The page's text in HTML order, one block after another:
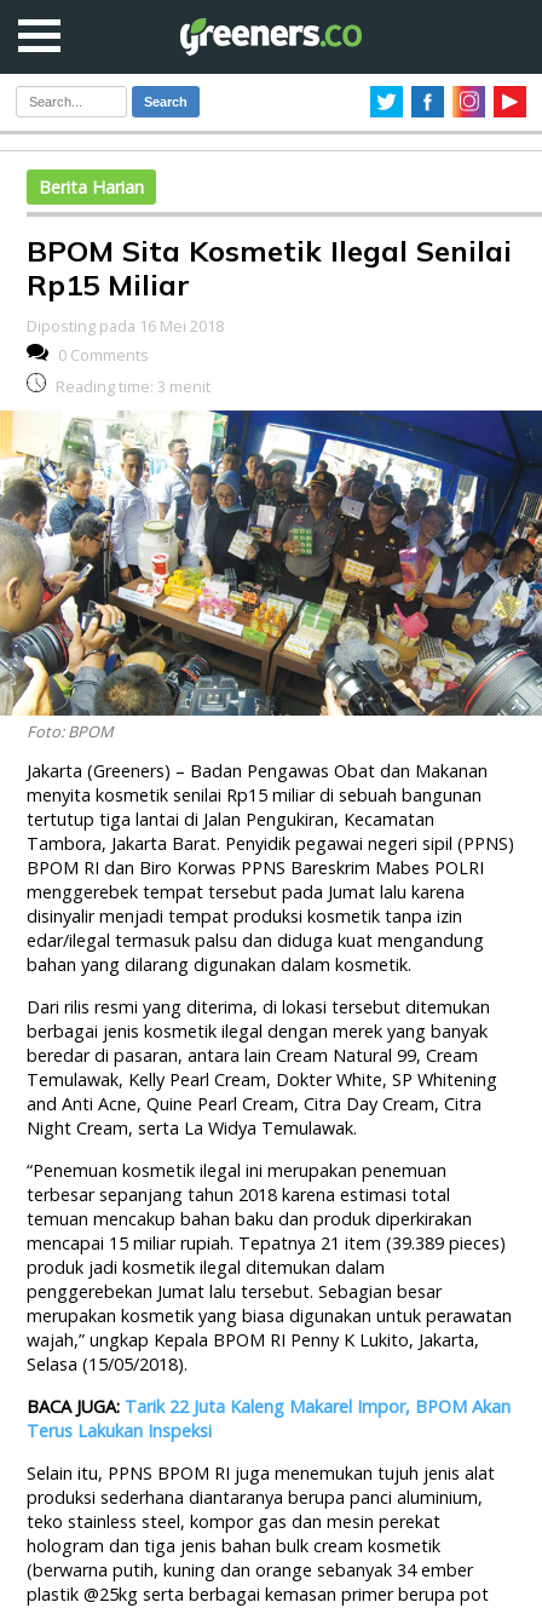
Search
Berita Harian
BPOM Sita Kosmetik Ilegal Senilai
Rp15 Miliar
Diposting pada 16 Mei 2018
0 Comments
Reading time: 3 menit
Foto: BPOM
Jakarta (Greeners) – Badan Pengawas Obat dan Makanan
menyita kosmetik senilai Rp15 miliar di sebuah bangunan
tertutup tiga lantai di Jalan Pengukiran, Kecamatan
Tambora, Jakarta Barat. Penyidik pegawai negeri sipil (PPNS)
BPOM RI dan Biro Korwas PPNS Bareskrim Mabes POLRI
menggerebek tempat tersebut pada Jumat lalu karena
disinyalir menjadi tempat produksi kosmetik tanpa izin
edar/ilegal termasuk palsu dan diduga kuat mengandung
bahan yang dilarang digunakan dalam kosmetik.
Dari rilis resmi yang diterima, di lokasi tersebut ditemukan
berbagai jenis kosmetik ilegal dengan merek yang banyak
beredar di pasaran, antara lain Cream Natural 99, Cream
Temulawak, Kelly Pearl Cream, Dokter White, SP Whitening
and Anti Acne, Quine Pearl Cream, Citra Day Cream, Citra
Night Cream, serta La Widya Temulawak.
“Penemuan kosmetik ilegal ini merupakan penemuan
terbesar sepanjang tahun 2018 karena estimasi total
temuan mencakup bahan baku dan produk diperkirakan
mencapai 15 miliar rupiah. Tepatnya 21 item (39.389 pieces)
produk jadi kosmetik ilegal ditemukan dalam
penggerebekan Jumat lalu tersebut. Sebagian besar
merupakan kosmetik yang biasa digunakan untuk perawatan
wajah,” ungkap Kepala BPOM RI Penny K Lukito, Jakarta,
Selasa (15/05/2018).
BACA JUGA: Tarik 22 Juta Kaleng Makarel Impor, BPOM Akan
Terus Lakukan Inspeksi
Selain itu, PPNS BPOM RI juga menemukan tujuh jenis alat
produksi sederhana diantaranya berupa panci aluminium,
teko stainless steel, kompor gas dan mesin perekat
hologram dan tiga jenis bahan bulk cream kosmetik
(berwarna putih, kuning dan orange sebanyak 34 ember
plastik @25kg serta berbagai kemasan primer berupa pot